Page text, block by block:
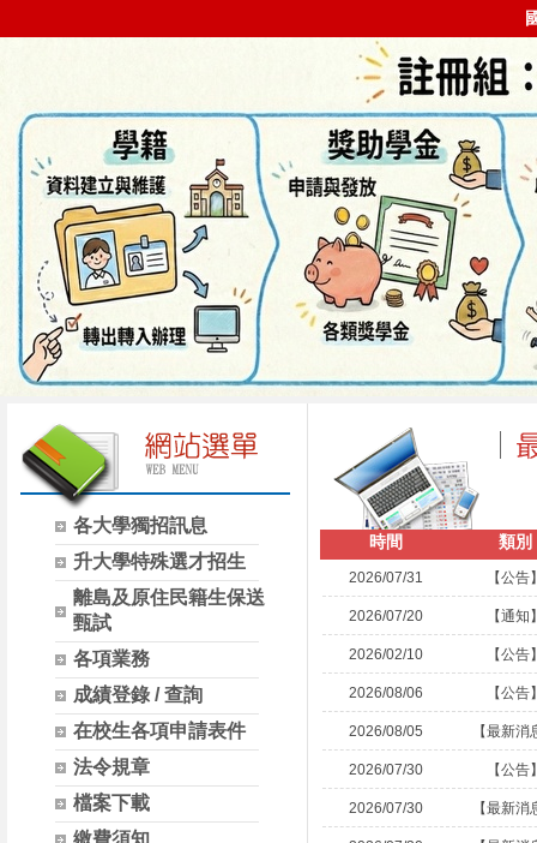
各大學獨招訊息
升大學特殊選才招生
離島及原住民籍生保送
甄試
各項業務
成績登錄 / 查詢
在校生各項申請表件
法令規章
檔案下載
繳費須知
時間 類別
2026/07/31 【公告
2026/07/20 【通知
2026/02/10 【公告
2026/08/06 【公告
2026/08/05 【最新消
2026/07/30 【公告
2026/07/30 【最新消